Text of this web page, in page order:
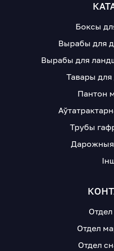
Боксы
Вырабы для
Вырабы для
Тавары для
Пантон
Трубы
Отдел
Отдел